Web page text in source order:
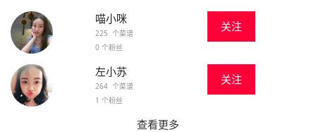
喵小咪
225 个菜谱
0 个粉丝
关注
左小苏
264 个菜谱
1 个粉丝
关注
查看更多